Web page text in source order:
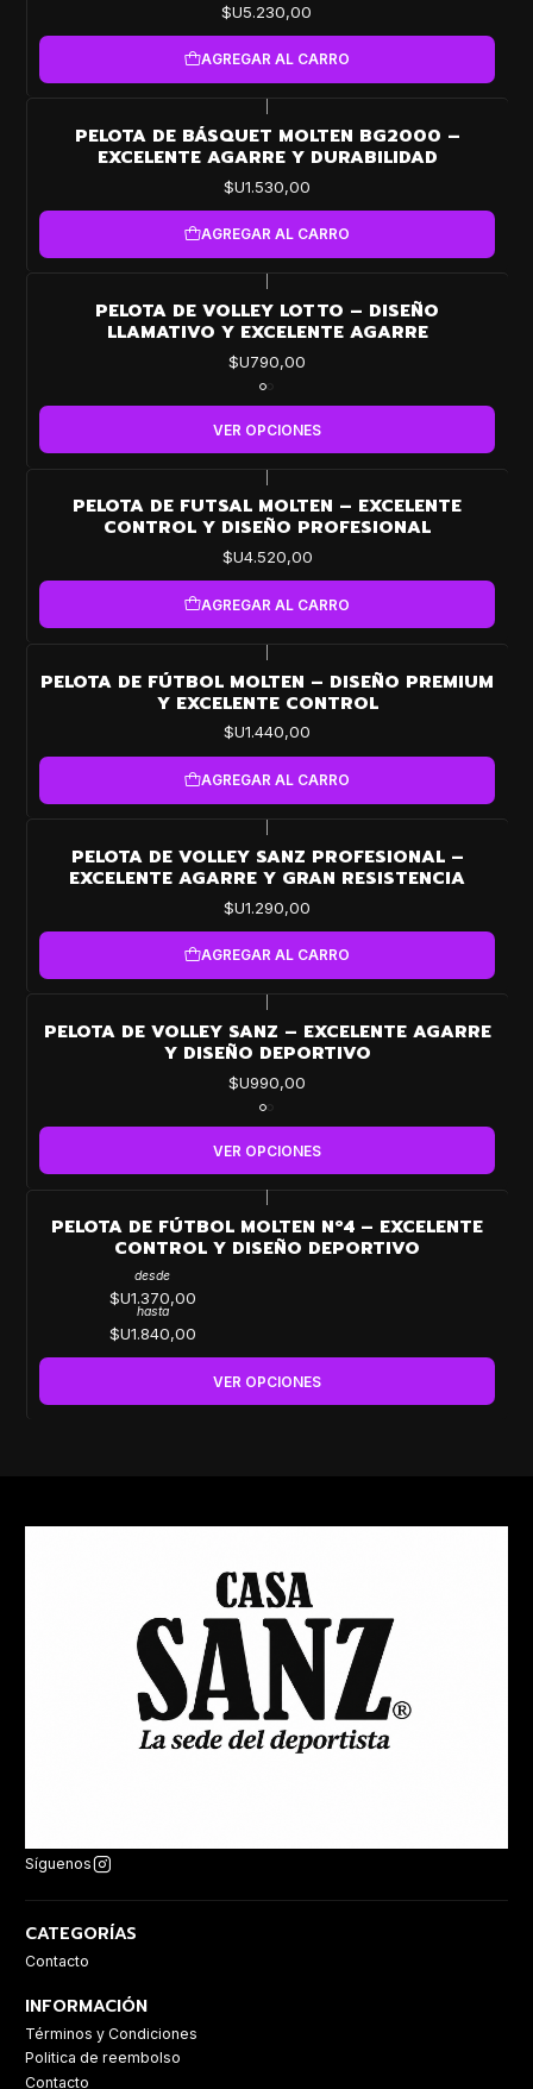
$U5.230,00
AGREGAR AL CARRO
PELOTA DE BÁSQUET MOLTEN BG2000 –
EXCELENTE AGARRE Y DURABILIDAD
$U1.530,00
AGREGAR AL CARRO
PELOTA DE VOLLEY LOTTO – DISEÑO
LLAMATIVO Y EXCELENTE AGARRE
$U790,00
VER OPCIONES
PELOTA DE FUTSAL MOLTEN – EXCELENTE
CONTROL Y DISEÑO PROFESIONAL
$U4.520,00
AGREGAR AL CARRO
PELOTA DE FÚTBOL MOLTEN – DISEÑO PREMIUM
Y EXCELENTE CONTROL
$U1.440,00
AGREGAR AL CARRO
PELOTA DE VOLLEY SANZ PROFESIONAL –
EXCELENTE AGARRE Y GRAN RESISTENCIA
$U1.290,00
AGREGAR AL CARRO
PELOTA DE VOLLEY SANZ – EXCELENTE AGARRE
Y DISEÑO DEPORTIVO
$U990,00
VER OPCIONES
PELOTA DE FÚTBOL MOLTEN Nº4 – EXCELENTE
CONTROL Y DISEÑO DEPORTIVO
desde
$U1.370,00
hasta
$U1.840,00
VER OPCIONES
Síguenos
CATEGORÍAS
Contacto
INFORMACIÓN
Términos y Condiciones
Politica de reembolso
Contacto